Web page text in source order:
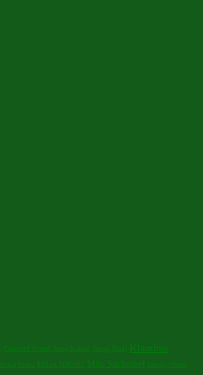
Gabriel Jonáš Juraj Kalasz Juraj Raši Klaudius
Šimko Milan Nikolič Milo Suchomel Nikolaj Nikitin